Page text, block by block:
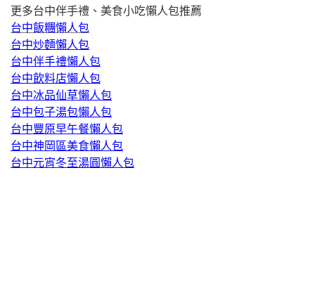
更多台中伴手禮、美食小吃懶人包推薦
台中飯糰懶人包
台中炒麵懶人包
台中伴手禮懶人包
台中飲料店懶人包
台中冰品仙草懶人包
台中包子湯包懶人包
台中豐原早午餐懶人包
台中神岡區美食懶人包
台中元宵冬至湯圓懶人包